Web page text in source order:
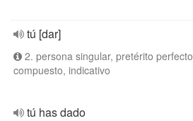
tú [dar]
2. persona singular, pretérito perfecto
compuesto, indicativo
tú has dado